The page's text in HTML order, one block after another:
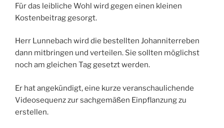
Für das leibliche Wohl wird gegen einen kleinen
Kostenbeitrag gesorgt.
Herr Lunnebach wird die bestellten Johanniterreben
dann mitbringen und verteilen. Sie sollten möglichst
noch am gleichen Tag gesetzt werden.
Er hat angekündigt, eine kurze veranschaulichende
Videosequenz zur sachgemäßen Einpflanzung zu
erstellen.